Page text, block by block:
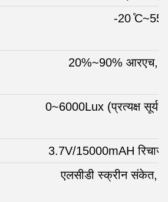
-20 ̊C~55
20%~90% आरएच,
0~6000Lux (प्रत्यक्ष सूर्य
3.7V/15000mAH
एलसीडी स्क्रीन संकेत,